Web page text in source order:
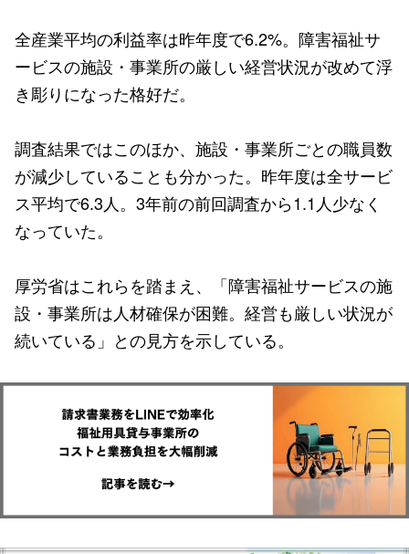
全産業平均の利益率は昨年度で6.2%。障害福祉サ
ービスの施設・事業所の厳しい経営状況が改めて浮
き彫りになった格好だ。
調査結果ではこのほか、施設・事業所ごとの職員数
が減少していることも分かった。昨年度は全サービ
ス平均で6.3人。3年前の前回調査から1.1人少なく
なっていた。
厚労省はこれらを踏まえ、「障害福祉サービスの施
設・事業所は人材確保が困難。経営も厳しい状況が
続いている」との見方を示している。